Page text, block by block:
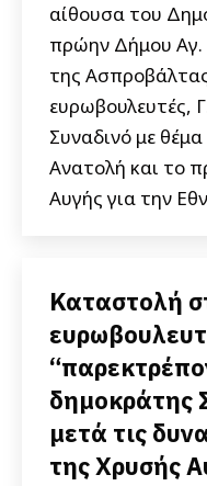
αίθουσα του
πρώην Δήμου Αγ.
της
ευρωβουλευτές,
Συναδινό με
Ανατολή και το
Αυγής για την
Καταστολή
δημοκράτης
μετά τις
της Χρυσής